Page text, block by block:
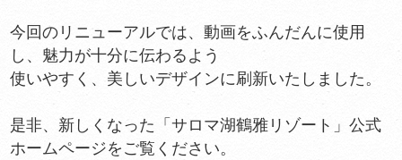
今回のリニューアルでは、動画をふんだんに使用
し、魅力が十分に伝わるよう
使いやすく、美しいデザインに刷新いたしました。
是非、新しくなった「サロマ湖鶴雅リゾート」公式
ホームページをご覧ください。